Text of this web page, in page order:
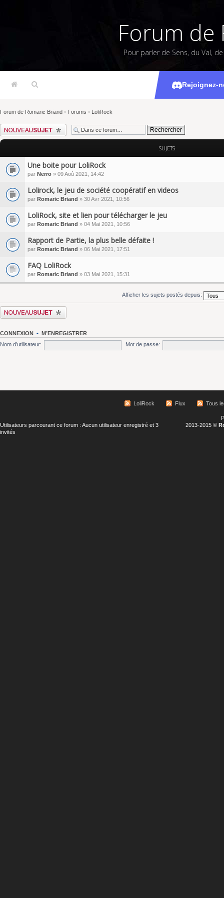
Forum de
Pour parler de Sens, du Val,
Rejoignez-
Forum de Romaric Briand › Forums › LoliRock
Écrire un nouveau sujet
SUJETS
Une boite pour LoliRock
par Nerro » 09 Aoû 2021, 14:42
Lolirock, le jeu de société coopératif en videos
par Romaric Briand » 30 Avr 2021, 10:56
LoliRock, site et lien pour télécharger le jeu
par Romaric Briand » 04 Mai 2021, 10:56
Rapport de Partie, la plus belle défaite !
par Romaric Briand » 06 Mai 2021, 17:51
FAQ LoliRock
par Romaric Briand » 03 Mai 2021, 15:31
Afficher les sujets postés depuis:
Écrire un nouveau sujet
CONNEXION • M’ENREGISTRER
Nom d’utilisateur:
Mot de passe:
LoliRock Flux Tous
Utilisateurs parcourant ce forum : Aucun utilisateur enregistré et 3
invités
2013-2015 ©